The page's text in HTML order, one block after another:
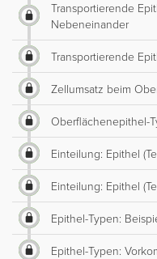
Transportierende
Nebeneinander
Transportierende
Zellumsatz beim
Oberflächenepithel-
Einteilung: Epithel
Einteilung: Epithel
Epithel-Typen:
Epithel-Typen: